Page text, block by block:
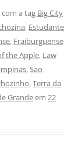
a tag Big City
, Estudante
, Fraiburguense
the Apple, Law
,Sao
,Terra da
Grandeem 22